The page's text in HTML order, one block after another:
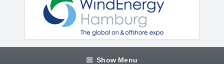
Show Menu